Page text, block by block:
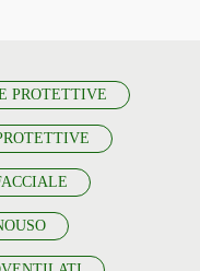
PROTETTIVE